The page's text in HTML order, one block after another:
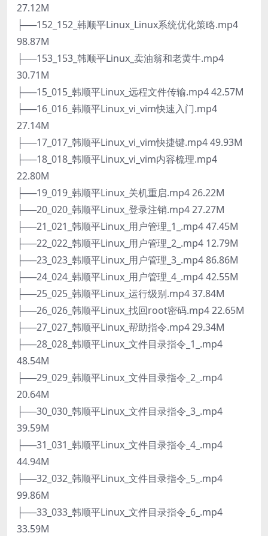
27.12M
├──152_152_韩顺平Linux_Linux系统优化策略.mp4
98.87M
├──153_153_韩顺平Linux_卖油翁和老黄牛.mp4
30.71M
├──15_015_韩顺平Linux_远程文件传输.mp4 42.57M
├──16_016_韩顺平Linux_vi_vim快速入门.mp4
27.14M
├──17_017_韩顺平Linux_vi_vim快捷键.mp4 49.93M
├──18_018_韩顺平Linux_vi_vim内容梳理.mp4
22.80M
├──19_019_韩顺平Linux_关机重启.mp4 26.22M
├──20_020_韩顺平Linux_登录注销.mp4 27.27M
├──21_021_韩顺平Linux_用户管理_1_.mp4 47.45M
├──22_022_韩顺平Linux_用户管理_2_.mp4 12.79M
├──23_023_韩顺平Linux_用户管理_3_.mp4 86.86M
├──24_024_韩顺平Linux_用户管理_4_.mp4 42.55M
├──25_025_韩顺平Linux_运行级别.mp4 37.84M
├──26_026_韩顺平Linux_找回root密码.mp4 22.65M
├──27_027_韩顺平Linux_帮助指令.mp4 29.34M
├──28_028_韩顺平Linux_文件目录指令_1_.mp4
48.54M
├──29_029_韩顺平Linux_文件目录指令_2_.mp4
20.64M
├──30_030_韩顺平Linux_文件目录指令_3_.mp4
39.59M
├──31_031_韩顺平Linux_文件目录指令_4_.mp4
44.94M
├──32_032_韩顺平Linux_文件目录指令_5_.mp4
99.86M
├──33_033_韩顺平Linux_文件目录指令_6_.mp4
33.59M